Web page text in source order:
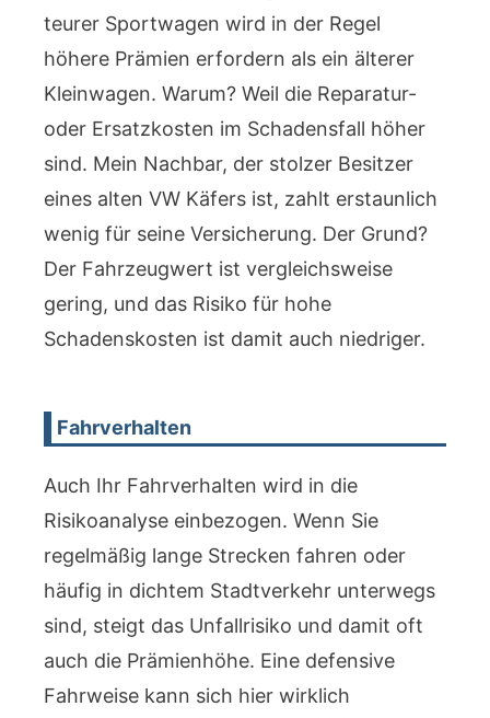
teurer Sportwagen wird in der Regel
höhere Prämien erfordern als ein älterer
Kleinwagen. Warum? Weil die Reparatur-
oder Ersatzkosten im Schadensfall höher
sind. Mein Nachbar, der stolzer Besitzer
eines alten VW Käfers ist, zahlt erstaunlich
wenig für seine Versicherung. Der Grund?
Der Fahrzeugwert ist vergleichsweise
gering, und das Risiko für hohe
Schadenskosten ist damit auch niedriger.
Fahrverhalten
Auch Ihr Fahrverhalten wird in die
Risikoanalyse einbezogen. Wenn Sie
regelmäßig lange Strecken fahren oder
häufig in dichtem Stadtverkehr unterwegs
sind, steigt das Unfallrisiko und damit oft
auch die Prämienhöhe. Eine defensive
Fahrweise kann sich hier wirklich